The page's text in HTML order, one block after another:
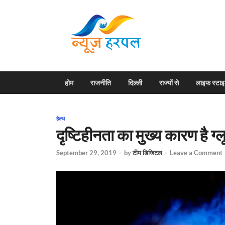
होम राजनीति दिल्ली राज्यों से लाइफ
हेल्थ
दृष्टिहीनता का मुख्य कारण है
September 29, 2019 - byटीम डिजिटल - Leave a Comment